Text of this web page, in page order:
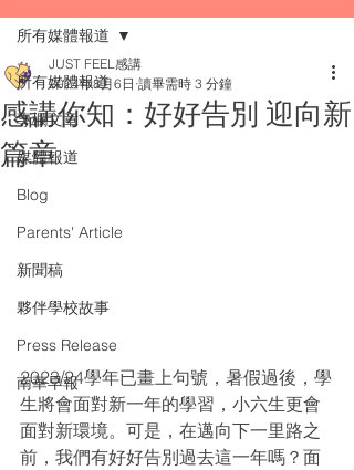
所有媒體報道
專欄文章
媒體報道
Blog
Parents' Article
新聞稿
夥伴學校故事
Press Release
南華早報
所有媒體報道
感講你知：好好告別 迎向新
篇章
JUST FEEL感講
2024年8月6日 讀畢需時 3 分鐘
2023/24學年已畫上句號，暑假過後，學
生將會面對新一年的學習，小六生更會
面對新環境。可是，在邁向下一里路之
前，我們有好好告別過去這一年嗎？面